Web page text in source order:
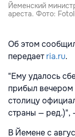
Йеменский
ареста. Фото:
Об этом
передаетria.ru.
"Ему удалось
прибыл
столицу
страны — ред.)",
В Йемене с